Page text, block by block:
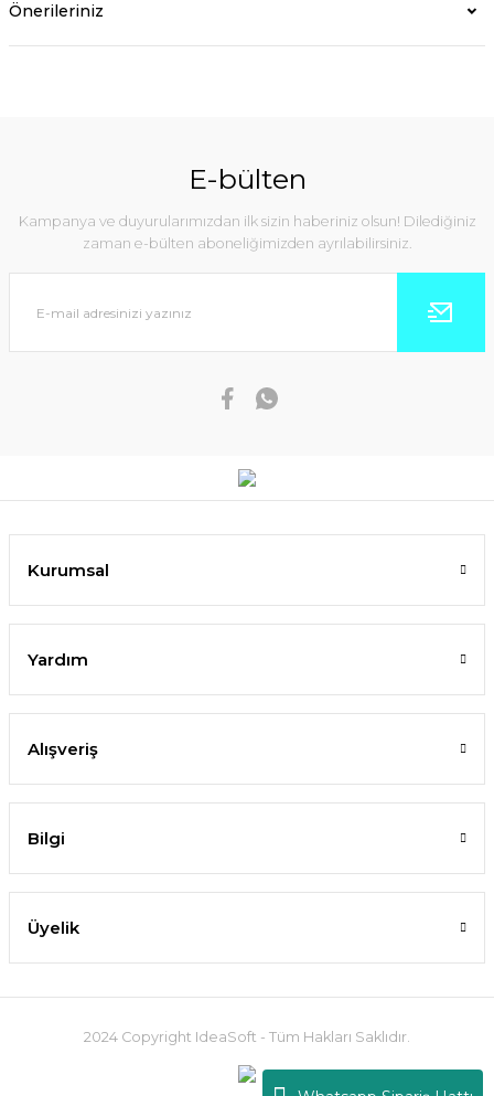
Önerileriniz
E-bülten
Kampanya ve duyurularımızdan ilk sizin haberiniz olsun! Dilediğiniz
zaman e-bülten aboneliğimizden ayrılabilirsiniz.
Kurumsal
Yardım
Alışveriş
Bilgi
Üyelik
2024 Copyright IdeaSoft - Tüm Hakları Saklıdır.